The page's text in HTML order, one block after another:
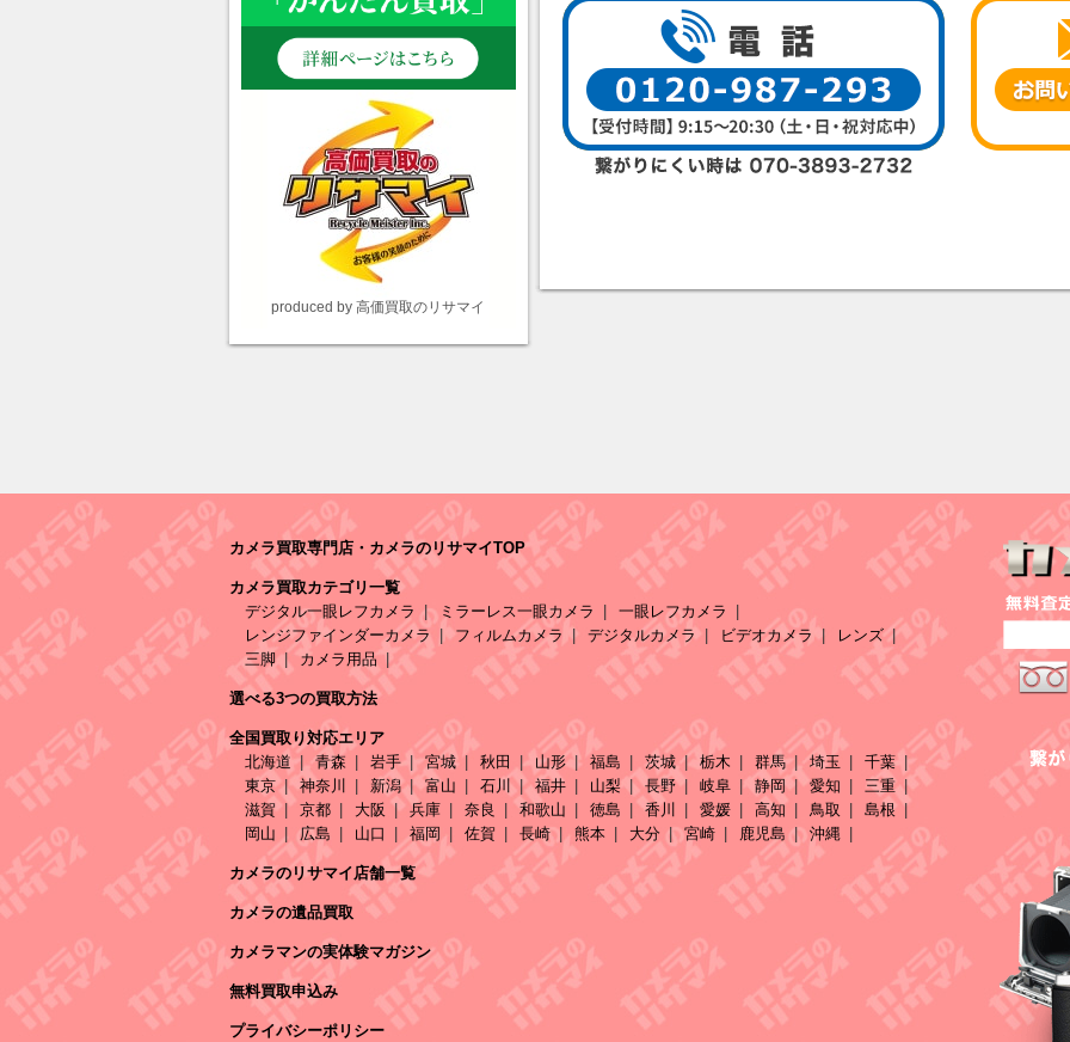
produced by 高価買取のリサマイ
カメラ買取専門店・カメラのリサマイTOP
カメラ買取カテゴリ一覧
デジタル一眼レフカメラ
ミラーレス一眼カメラ
一眼レフカメラ
レンジファインダーカメラ
フィルムカメラ デジタルカメラ ビデオカメラ
レンズ
三脚
カメラ用品
選べる3つの買取方法
全国買取り対応エリア
北海道
青森 岩手 宮城 秋田 山形 福島 茨城 栃木 群馬 埼玉
千葉
東京
神奈川 新潟 富山 石川 福井 山梨 長野 岐阜 静岡 愛知
三重
滋賀
京都 大阪 兵庫 奈良 和歌山 徳島 香川 愛媛 高知 鳥取
島根
岡山
広島 山口 福岡 佐賀 長崎 熊本 大分 宮崎 鹿児島 沖縄
カメラのリサマイ店舗一覧
カメラの遺品買取
カメラマンの実体験マガジン
無料買取申込み
プライバシーポリシー